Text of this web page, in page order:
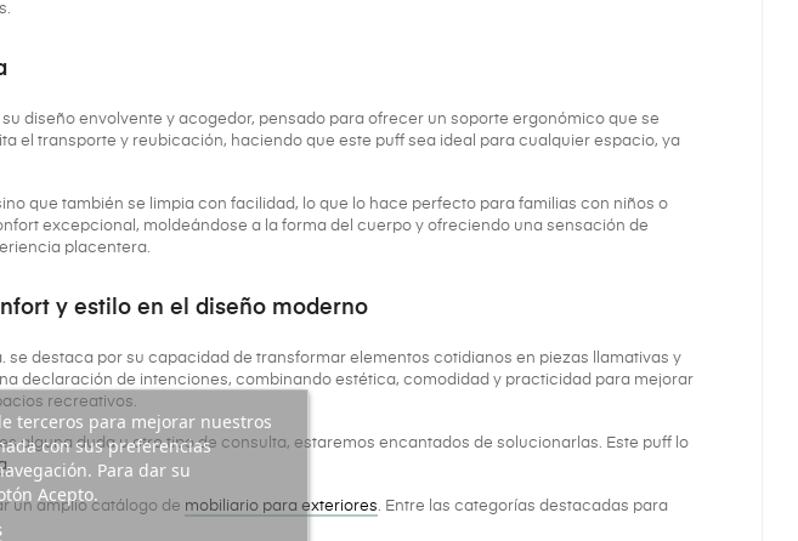
su diseño envolvente y acogedor, pensado para ofrecer un soporte ergonómico que se
el transporte y reubicación, haciendo que este puff sea ideal para cualquier espacio, ya
que también se limpia con facilidad, lo que lo hace perfecto para familias con niños o
excepcional, moldeándose a la forma del cuerpo y ofreciendo una sensación de
placentera.
y estilo en el diseño moderno
se destaca por su capacidad de transformar elementos cotidianos en piezas llamativas y
declaración de intenciones, combinando estética, comodidad y practicidad para mejorar
recreativos.
alguna duda u otro tipo de consulta, estaremos encantados de solucionarlas. Este puff lo
un amplio catálogo de mobiliario para exteriores. Entre las categorías destacadas para
terceros para mejorar nuestros
con sus preferencias
Para dar su
Acepto.